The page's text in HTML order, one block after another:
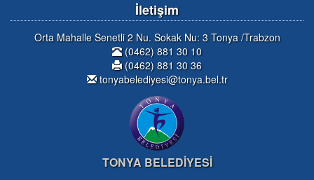
İletişim
Orta Mahalle Senetli 2 Nu. Sokak Nu: 3 Tonya /Trabzon
(0462) 881 30 10
(0462) 881 30 36
tonyabelediyesi@tonya.bel.tr
TONYA BELEDİYESİ